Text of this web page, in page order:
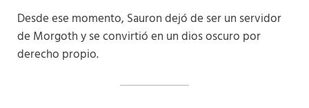
Desde ese momento, Sauron dejó de ser un servidor
de Morgoth y se convirtió en un dios oscuro por
derecho propio.